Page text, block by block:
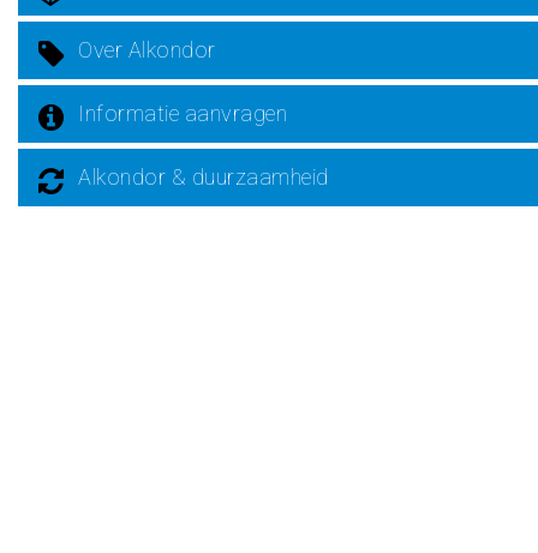
Over Alkondor
Informatie aanvragen
Alkondor & duurzaamheid